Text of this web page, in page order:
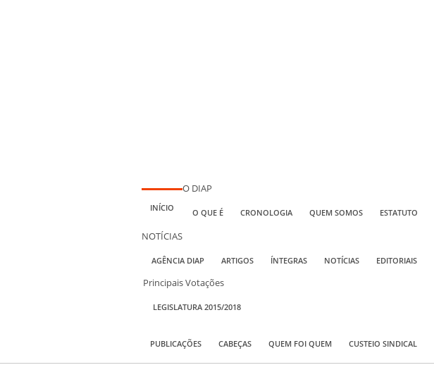
INÍCIO
O DIAP
O QUE É CRONOLOGIA QUEM SOMOS ESTATUTO
NOTÍCIAS
AGÊNCIA DIAP ARTIGOS ÍNTEGRAS NOTÍCIAS EDITORIAIS
Principais Votações
LEGISLATURA 2015/2018
PUBLICAÇÕES CABEÇAS QUEM FOI QUEM CUSTEIO SINDICAL